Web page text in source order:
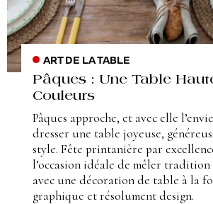
ART DE LA TABLE
Pâques : Une Table
Couleurs
Pâques approche, et avec elle
dresser une table joyeuse,
style. Fête printanière par
l’occasion idéale de mêler
avec une décoration de table à la
graphique et résolument design.